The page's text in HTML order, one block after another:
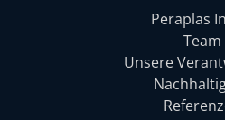
Peraplas
Team
Unsere